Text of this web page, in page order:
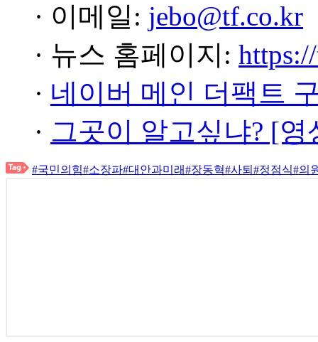
· 이메일: jebo@tf.co.kr
· 뉴스 홈페이지:
· 네이버 메인 더팩트
· 그곳이 알고싶냐? [
#국민의힘#소장파#대안과미래#장동혁#사퇴 #정점식#의